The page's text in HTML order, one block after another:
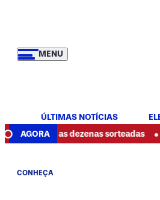
MENU
ÚLTIMAS NOTÍCIAS
AGORA
as dezenas sorteadas • Mulher
CONHEÇA